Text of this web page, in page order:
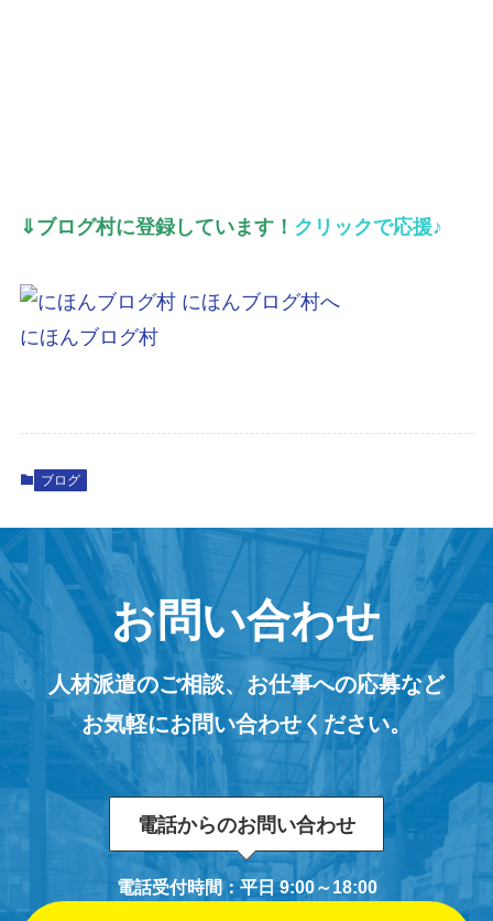
⇓ブログ村に登録しています！ クリックで応援♪
にほんブログ村
ブログ
お問い合わせ
人材派遣のご相談、お仕事への応募など
お気軽にお問い合わせください。
電話からのお問い合わせ
電話受付時間：平日 9:00～18:00